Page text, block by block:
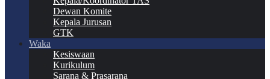
Dewan Komite
Kepala Jurusan
GTK
Waka
Kesiswaan
Kurikulum
Sarana & Prasarana